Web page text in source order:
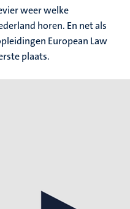
weer welke
horen. En net als
European Law
plaats.